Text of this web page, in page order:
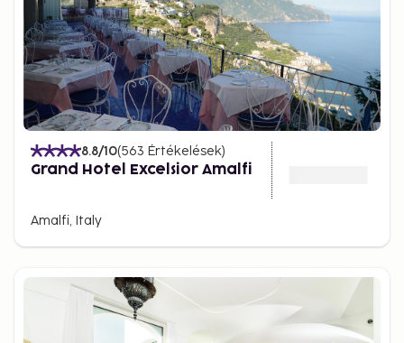
8.8/10(563 Értékelések)
Grand Hotel Excelsior Amalfi
Amalfi, Italy